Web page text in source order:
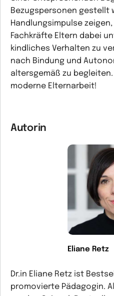
Bezugspersonen gestellt
Handlungsimpulse
Fachkräfte Eltern dabei
kindliches Verhalten zu
nach Bindung und
altersgemäß zu
moderne Elternarbeit!
Autorin
Eliane Retz
Dr.in Eliane Retz ist
promovierte Pädagogin.